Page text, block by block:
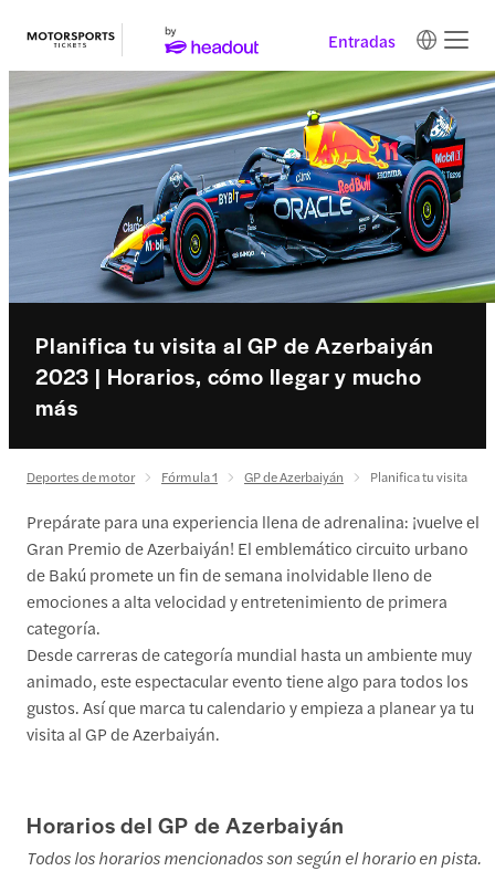
Entradas
Planifica tu visita al GP de Azerbaiyán
2023 | Horarios, cómo llegar y mucho
más
Deportes de motor Fórmula 1 GP de Azerbaiyán Planifica tu visita
Prepárate para una experiencia llena de adrenalina: ¡vuelve el
Gran Premio de Azerbaiyán! El emblemático circuito urbano
de Bakú promete un fin de semana inolvidable lleno de
emociones a alta velocidad y entretenimiento de primera
categoría.
Desde carreras de categoría mundial hasta un ambiente muy
animado, este espectacular evento tiene algo para todos los
gustos. Así que marca tu calendario y empieza a planear ya tu
visita al GP de Azerbaiyán.
Horarios del GP de Azerbaiyán
Todos los horarios mencionados son según el horario en pista.